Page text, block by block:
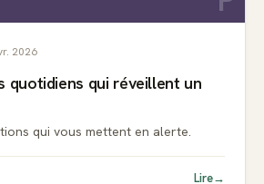
2026
quotidiens qui réveillent un
qui vous mettent en alerte.
Lire→